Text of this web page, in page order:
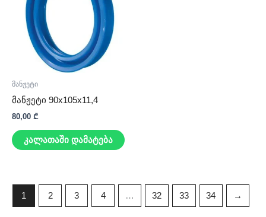
მანჟეტი
მანჟეტი 90x105x11,4
80,00 ₾
კალათაში დამატება
1 2 3 4 … 32 33 34 →